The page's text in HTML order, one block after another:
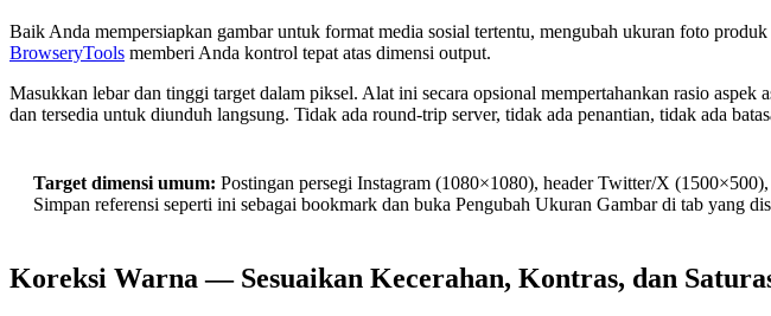
Baik Anda mempersiapkan gambar untuk format media sosial tertentu, mengubah ukuran foto
BrowseryTools memberi Anda kontrol tepat atas dimensi output.
Masukkan lebar dan tinggi target dalam piksel. Alat ini secara opsional mempertahankan rasio
dan tersedia untuk diunduh langsung. Tidak ada round-trip server, tidak ada penantian, tidak ada
Target dimensi umum: Postingan persegi Instagram (1080×1080), header Twitter/X
Simpan referensi seperti ini sebagai bookmark dan buka Pengubah Ukuran Gambar di tab yang
Koreksi Warna — Sesuaikan Kecerahan, Kontras, dan